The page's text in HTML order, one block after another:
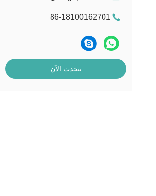
86-18100162701
نتحدث الآن